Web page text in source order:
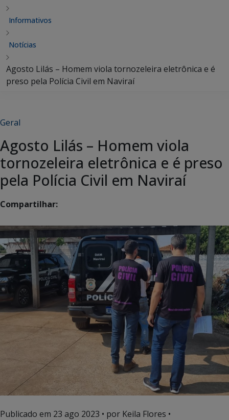
Informativos
Notícias
Agosto Lilás – Homem viola tornozeleira eletrônica e é
preso pela Polícia Civil em Naviraí
Geral
Agosto Lilás – Homem viola
tornozeleira eletrônica e é preso
pela Polícia Civil em Naviraí
Compartilhar:
Publicado em 23 ago 2023 • por Keila Flores •